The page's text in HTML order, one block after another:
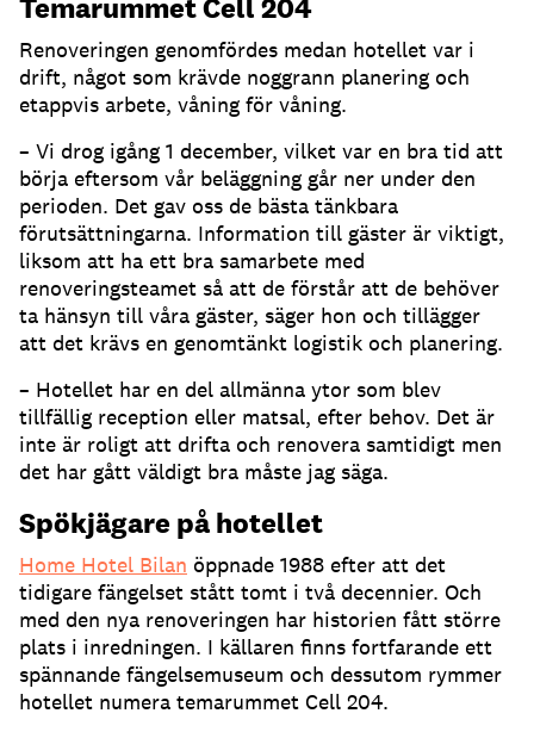
Renoveringen genomfördes medan hotellet var i
drift, något som krävde noggrann planering och
etappvis arbete, våning för våning.
– Vi drog igång 1 december, vilket var en bra tid att
börja eftersom vår beläggning går ner under den
perioden. Det gav oss de bästa tänkbara
förutsättningarna. Information till gäster är viktigt,
liksom att ha ett bra samarbete med
renoveringsteamet så att de förstår att de behöver
ta hänsyn till våra gäster, säger hon och tillägger
att det krävs en genomtänkt logistik och planering.
– Hotellet har en del allmänna ytor som blev
tillfällig reception eller matsal, efter behov. Det är
inte är roligt att drifta och renovera samtidigt men
det har gått väldigt bra måste jag säga.
Spökjägare på hotellet
Home Hotel Bilan öppnade 1988 efter att det
tidigare fängelset stått tomt i två decennier. Och
med den nya renoveringen har historien fått större
plats i inredningen. I källaren finns fortfarande ett
spännande fängelsemuseum och dessutom rymmer
hotellet numera temarummet Cell 204.